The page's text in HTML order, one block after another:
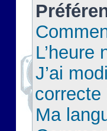
L’heure
J’ai
correcte
Ma